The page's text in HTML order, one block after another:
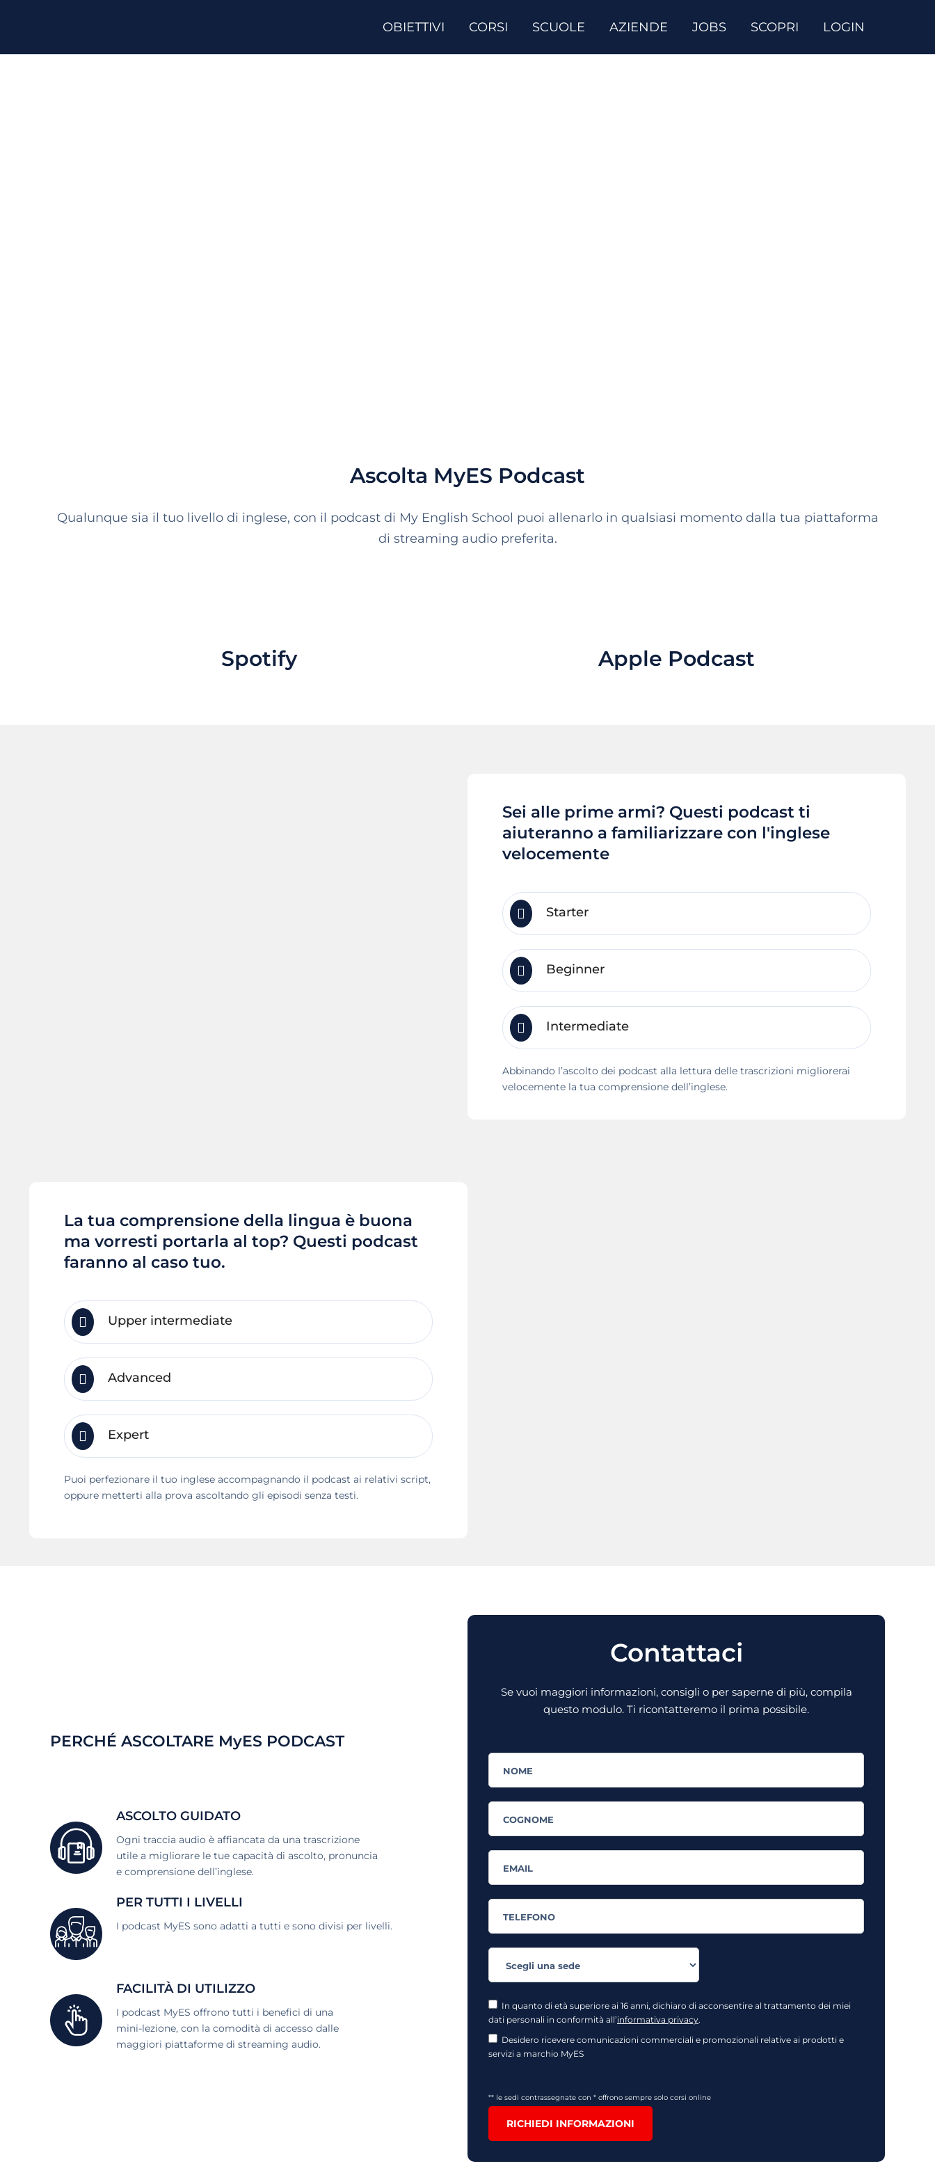
OBIETTIVI CORSI SCUOLE AZIENDE JOBS SCOPRI LOGIN
Ascolta MyES Podcast
Qualunque sia il tuo livello di inglese, con il podcast di My English School puoi allenarlo in qualsiasi momento dalla tua piattaforma
di streaming audio preferita.
Spotify Apple Podcast
Sei alle prime armi? Questi podcast ti
aiuteranno a familiarizzare con l'inglese
velocemente
Starter
Beginner
Intermediate
Abbinando l’ascolto dei podcast alla lettura delle trascrizioni migliorerai
velocemente la tua comprensione dell’inglese.
La tua comprensione della lingua è buona
ma vorresti portarla al top? Questi podcast
faranno al caso tuo.
Upper intermediate
Advanced
Expert
Puoi perfezionare il tuo inglese accompagnando il podcast ai relativi script,
oppure metterti alla prova ascoltando gli episodi senza testi.
PERCHÉ ASCOLTARE MyES PODCAST
ASCOLTO GUIDATO
Ogni traccia audio è affiancata da una trascrizione
utile a migliorare le tue capacità di ascolto, pronuncia
e comprensione dell’inglese.
PER TUTTI I LIVELLI
I podcast MyES sono adatti a tutti e sono divisi per livelli.
FACILITÀ DI UTILIZZO
I podcast MyES offrono tutti i benefici di una
mini-lezione, con la comodità di accesso dalle
maggiori piattaforme di streaming audio.
Contattaci
Se vuoi maggiori informazioni, consigli o per saperne di più, compila
questo modulo. Ti ricontatteremo il prima possibile.
In quanto di età superiore ai 16 anni, dichiaro di acconsentire al trattamento dei miei
dati personali in conformità all’informativa privacy.
Desidero ricevere comunicazioni commerciali e promozionali relative ai prodotti e
servizi a marchio MyES
** le sedi contrassegnate con * offrono sempre solo corsi online
RICHIEDI INFORMAZIONI